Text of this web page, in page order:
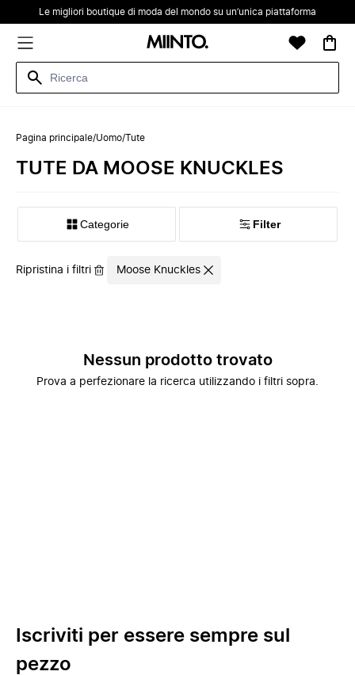
Le migliori boutique di moda del mondo su un’unica piattaforma
Pagina principale/Uomo/Tute
TUTE DA MOOSE KNUCKLES
Categorie Filter
Ripristina i filtri Moose Knuckles
Nessun prodotto trovato
Prova a perfezionare la ricerca utilizzando i filtri sopra.
Iscriviti per essere sempre sul
pezzo